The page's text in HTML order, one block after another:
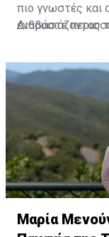
πιο γνωστές και
ενθουσιάζοντας
Διαβάστε
Μαρία